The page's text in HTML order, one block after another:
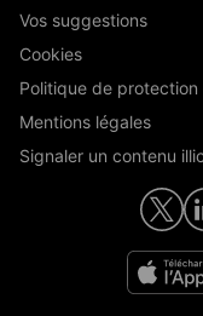
Vos suggestions
Cookies
Politique de
Mentions légales
Signaler un contenu